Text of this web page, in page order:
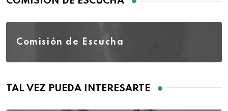
Comisión de Escucha
TAL VEZ PUEDA INTERESARTE